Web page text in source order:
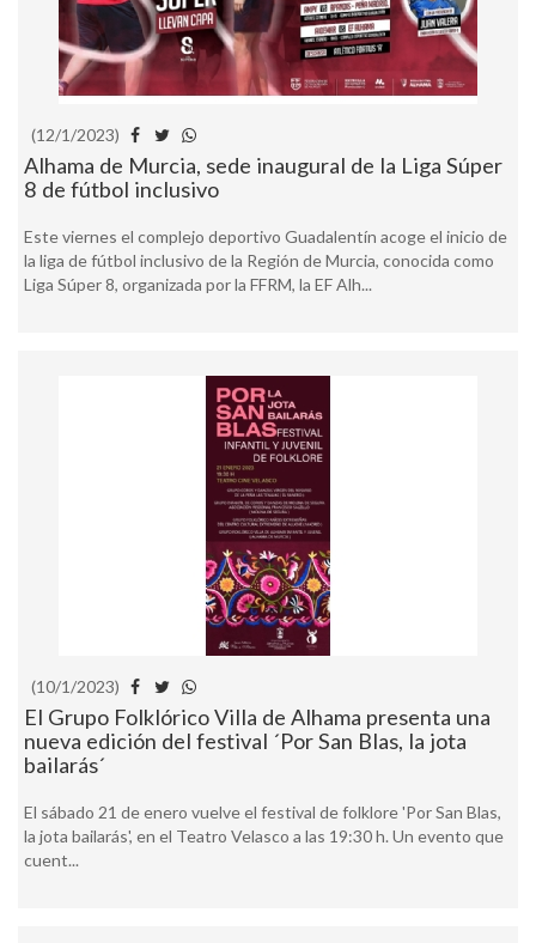
(12/1/2023)
Alhama de Murcia, sede inaugural de la Liga Súper
8 de fútbol inclusivo
Este viernes el complejo deportivo Guadalentín acoge el inicio de
la liga de fútbol inclusivo de la Región de Murcia, conocida como
Liga Súper 8, organizada por la FFRM, la EF Alh...
(10/1/2023)
El Grupo Folklórico Villa de Alhama presenta una
nueva edición del festival ´Por San Blas, la jota
bailarás´
El sábado 21 de enero vuelve el festival de folklore 'Por San Blas,
la jota bailarás', en el Teatro Velasco a las 19:30 h. Un evento que
cuent...